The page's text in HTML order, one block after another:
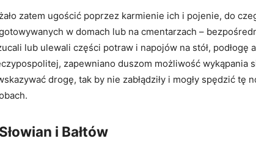
zatem ugościć poprzez karmienie ich i pojenie, do
w domach lub na cmentarzach –
lub ulewali części potraw i napojów na stół,
zapewniano duszom możliwość wykąpania
drogę, tak by nie zabłądziły i mogły spędzić
i Bałtów